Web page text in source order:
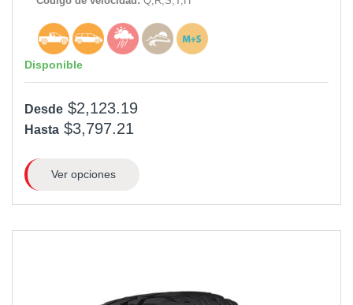
Disponible
Desde $2,123.19
Hasta $3,797.21
Ver opciones